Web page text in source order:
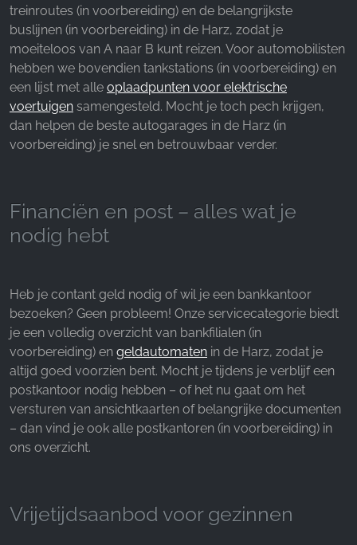
treinroutes (in voorbereiding) en de belangrijkste
buslijnen (in voorbereiding) in de Harz, zodat je
moeiteloos van A naar B kunt reizen. Voor automobilisten
hebben we bovendien tankstations (in voorbereiding) en
een lijst met alle oplaadpunten voor elektrische
voertuigen samengesteld. Mocht je toch pech krijgen,
dan helpen de beste autogarages in de Harz (in
voorbereiding) je snel en betrouwbaar verder.
Financiën en post – alles wat je
nodig hebt
Heb je contant geld nodig of wil je een bankkantoor
bezoeken? Geen probleem! Onze servicecategorie biedt
je een volledig overzicht van bankfilialen (in
voorbereiding) en geldautomaten in de Harz, zodat je
altijd goed voorzien bent. Mocht je tijdens je verblijf een
postkantoor nodig hebben – of het nu gaat om het
versturen van ansichtkaarten of belangrijke documenten
– dan vind je ook alle postkantoren (in voorbereiding) in
ons overzicht.
Vrijetijdsaanbod voor gezinnen
Cookie duration:
24 uur - 2 jaar